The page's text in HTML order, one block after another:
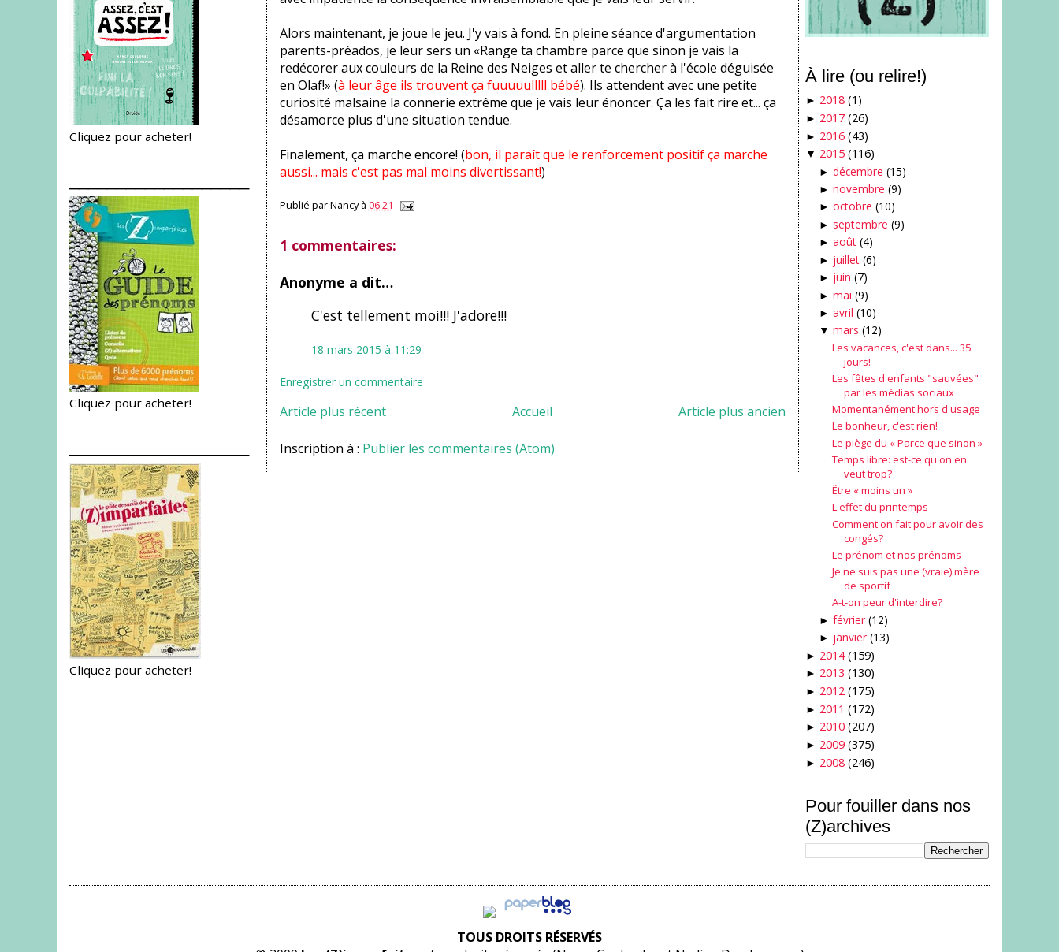
Cliquez pour acheter!
Cliquez pour acheter!
Cliquez pour acheter!
Alors maintenant, je joue le jeu. J'y vais à fond. En pleine séance d'argumentation
parents-préados, je leur sers un «Range ta chambre parce que sinon je vais la
redécorer aux couleurs de la Reine des Neiges et aller te chercher à l'école déguisée
en Olaf!» (à leur âge ils trouvent ça fuuuuulllll bébé). Ils attendent avec une petite
curiosité malsaine la connerie extrême que je vais leur énoncer. Ça les fait rire et... ça
désamorce plus d'une situation tendue.
Finalement, ça marche encore! (bon, il paraît que le renforcement positif ça marche
aussi... mais c'est pas mal moins divertissant!)
Publié parNancy à 06:21
1 commentaires:
Anonyme a dit…
C'est tellement moi!!! J'adore!!!
18 mars 2015 à 11:29
Enregistrer un commentaire
Article plus récent Article plus ancien
Accueil
Inscription à : Publier les commentaires (Atom)
À lire (ou relire!)
► 2018 (1)
► 2017 (26)
► 2016 (43)
▼ 2015 (116)
► décembre (15)
► novembre (9)
► octobre (10)
► septembre (9)
► août (4)
► juillet (6)
► juin (7)
► mai (9)
► avril (10)
▼ mars (12)
Les vacances, c'est dans... 35
jours!
Les fêtes d'enfants "sauvées"
par les médias sociaux
Momentanément hors d'usage
Le bonheur, c'est rien!
Le piège du « Parce que sinon »
Temps libre: est-ce qu'on en
veut trop?
Être « moins un »
L'effet du printemps
Comment on fait pour avoir des
congés?
Le prénom et nos prénoms
Je ne suis pas une (vraie) mère
de sportif
A-t-on peur d'interdire?
► février (12)
► janvier (13)
► 2014 (159)
► 2013 (130)
► 2012 (175)
► 2011 (172)
► 2010 (207)
► 2009 (375)
► 2008 (246)
Pour fouiller dans nos
(Z)archives
TOUS DROITS RÉSERVÉS